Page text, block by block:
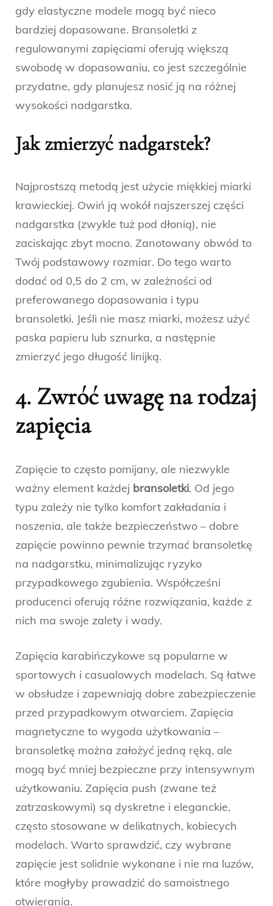
gdy elastyczne modele mogą być nieco
bardziej dopasowane. Bransoletki z
regulowanymi zapięciami oferują większą
swobodę w dopasowaniu, co jest szczególnie
przydatne, gdy planujesz nosić ją na różnej
wysokości nadgarstka.
Jak zmierzyć nadgarstek?
Najprostszą metodą jest użycie miękkiej miarki
krawieckiej. Owiń ją wokół najszerszej części
nadgarstka (zwykle tuż pod dłonią), nie
zaciskając zbyt mocno. Zanotowany obwód to
Twój podstawowy rozmiar. Do tego warto
dodać od 0,5 do 2 cm, w zależności od
preferowanego dopasowania i typu
bransoletki. Jeśli nie masz miarki, możesz użyć
paska papieru lub sznurka, a następnie
zmierzyć jego długość linijką.
4. Zwróć uwagę na rodzaj
zapięcia
Zapięcie to często pomijany, ale niezwykle
ważny element każdej bransoletki. Od jego
typu zależy nie tylko komfort zakładania i
noszenia, ale także bezpieczeństwo – dobre
zapięcie powinno pewnie trzymać bransoletkę
na nadgarstku, minimalizując ryzyko
przypadkowego zgubienia. Współcześni
producenci oferują różne rozwiązania, każde z
nich ma swoje zalety i wady.
Zapięcia karabińczykowe są popularne w
sportowych i casualowych modelach. Są łatwe
w obsłudze i zapewniają dobre zabezpieczenie
przed przypadkowym otwarciem. Zapięcia
magnetyczne to wygoda użytkowania –
bransoletkę można założyć jedną ręką, ale
mogą być mniej bezpieczne przy intensywnym
użytkowaniu. Zapięcia push (zwane też
zatrzaskowymi) są dyskretne i eleganckie,
często stosowane w delikatnych, kobiecych
modelach. Warto sprawdzić, czy wybrane
zapięcie jest solidnie wykonane i nie ma luzów,
które mogłyby prowadzić do samoistnego
otwierania.